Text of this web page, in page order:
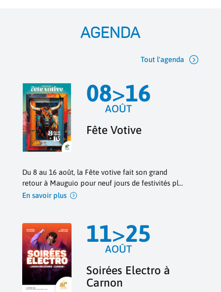
AGENDA
Tout l'agenda
Fête Votive
08>16
AOÛT
Du 8 au 16 août, la Fête votive fait son grand
retour à Mauguio pour neuf jours de festivités pl...
En savoir plus
Soirées Electro à
Carnon
11>25
AOÛT